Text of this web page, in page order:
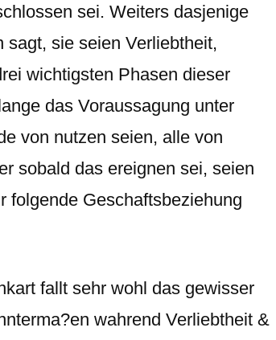
sei. Weiters dasjenige
sagt, sie seien Verliebtheit,
wichtigsten Phasen dieser
das Voraussagung unter
von nutzen seien, alle von
sobald das ereignen sei, seien
folgende Geschaftsbeziehung
fallt sehr wohl das gewisser
wahrend Verliebtheit &